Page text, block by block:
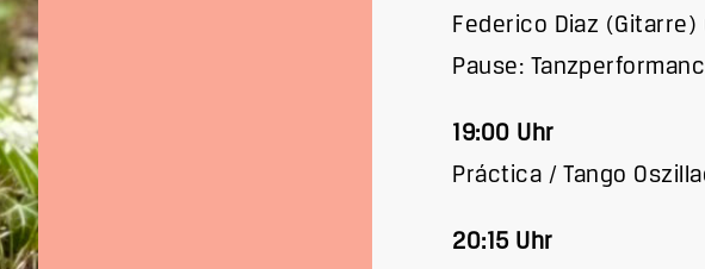
Federico Diaz (Gitarre)
Pause:
19:00 Uhr
Práctica / Tango
20:15 Uhr